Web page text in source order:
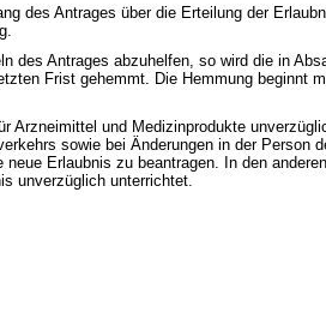
des Antrages über die Erteilung der
des Antrages abzuhelfen, so wird die in
Frist gehemmt. Die Hemmung beginnt
Arzneimittel und Medizinprodukte
sowie bei Änderungen in der Person
Erlaubnis zu beantragen. In den
unverzüglich unterrichtet.